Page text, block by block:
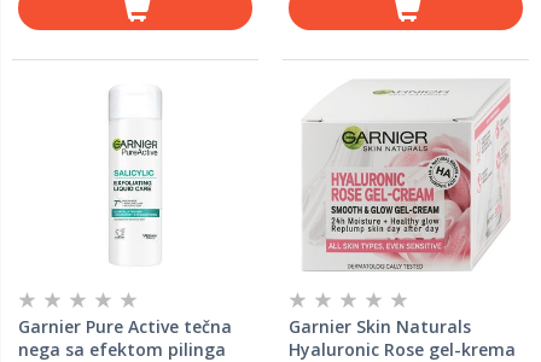
Garnier Pure Active tečna
nega sa efektom pilinga
Garnier Skin Naturals
Hyaluronic Rose gel-krema